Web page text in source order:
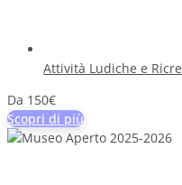
Attività Ludiche e
Da 150€
Scopri di più